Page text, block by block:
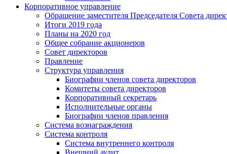
Корпоративное управление
Обращение заместителя Председателя Совета
Итоги 2019 года
Планы на 2020 год
Общее собрание акционеров
Совет директоров
Правление
Структура управления
Биографии членов совета директоров
Комитеты совета директоров
Корпоративный секретарь
Исполнительные органы
Биографии членов правления
Система вознаграждения
Система контроля
Система внутреннего контроля
Внешний аудит